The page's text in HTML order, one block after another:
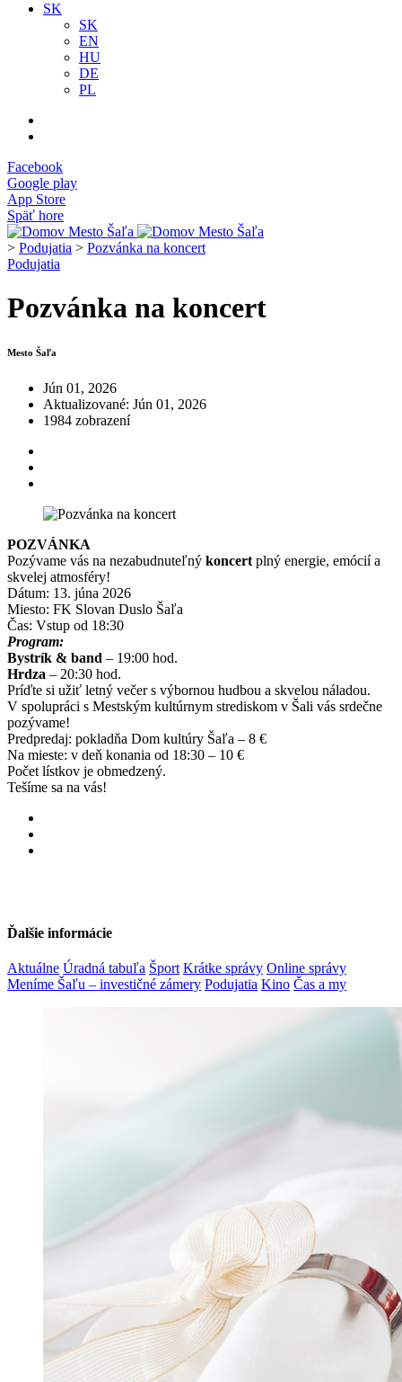
SK
SK
EN
HU
DE
PL
Facebook
Google play
App Store
Späť hore
> Podujatia > Pozvánka na koncert
Podujatia
Pozvánka na koncert
Mesto Šaľa
Jún 01, 2026
Aktualizované: Jún 01, 2026
1984 zobrazení
POZVÁNKA
Pozývame vás na nezabudnuteľný koncert plný energie, emócií a
skvelej atmosféry!
Dátum: 13. júna 2026
Miesto: FK Slovan Duslo Šaľa
Čas: Vstup od 18:30
Program:
Bystrík & band – 19:00 hod.
Hrdza – 20:30 hod.
Príďte si užiť letný večer s výbornou hudbou a skvelou náladou.
V spolupráci s Mestským kultúrnym strediskom v Šali vás srdečne
pozývame!
Predpredaj: pokladňa Dom kultúry Šaľa – 8 €
Na mieste: v deň konania od 18:30 – 10 €
Počet lístkov je obmedzený.
Tešíme sa na vás!
Ďalšie informácie
Aktuálne Úradná tabuľa Šport Krátke správy Online správy
Meníme Šaľu – investičné zámery Podujatia Kino Čas a my